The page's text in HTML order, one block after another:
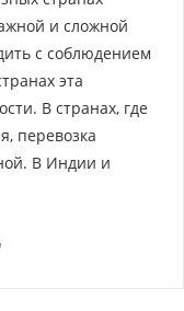
и сложной
с соблюдением
эта
В странах, где
перевозка
В Индии и